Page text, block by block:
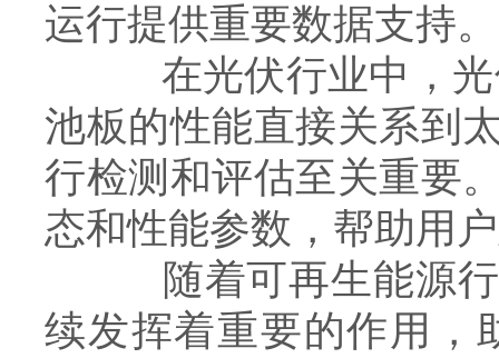
运行提供重要数据支持。
在光伏行业中，光
池板的性能直接关系到
行检测和评估至关重要
态和性能参数，帮助用
随着可再生能源行
续发挥着重要的作用，